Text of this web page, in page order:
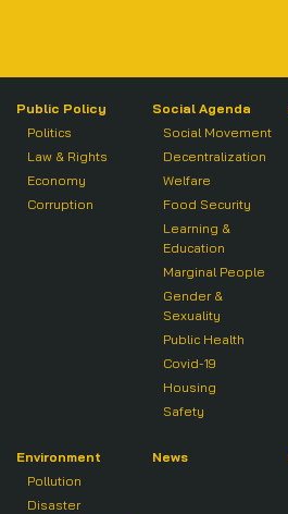
Public Policy
Politics
Law & Rights
Economy
Corruption
Social Agenda
Social Movement
Decentralization
Welfare
Food Security
Learning &
Education
Marginal People
Gender &
Sexuality
Public Health
Covid-19
Housing
Safety
Environment
Pollution
Disaster
News